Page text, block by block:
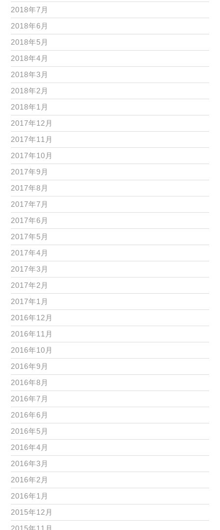
2018年7月
2018年6月
2018年5月
2018年4月
2018年3月
2018年2月
2018年1月
2017年12月
2017年11月
2017年10月
2017年9月
2017年8月
2017年7月
2017年6月
2017年5月
2017年4月
2017年3月
2017年2月
2017年1月
2016年12月
2016年11月
2016年10月
2016年9月
2016年8月
2016年7月
2016年6月
2016年5月
2016年4月
2016年3月
2016年2月
2016年1月
2015年12月